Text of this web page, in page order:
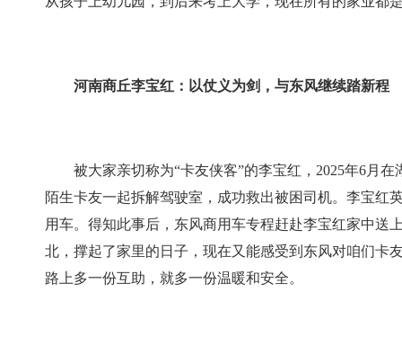
河南商丘李宝红：以仗义为剑，与东风继续踏新程
被大家亲切称为“卡友侠客”的李宝红，2025年6月
陌生卡友一起拆解驾驶室，成功救出被困司机。李宝红
用车。得知此事后，东风商用车专程赶赴李宝红家中送
北，撑起了家里的日子，现在又能感受到东风对咱们卡
路上多一份互助，就多一份温暖和安全。